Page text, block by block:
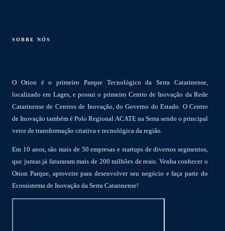
SOBRE NÓS
O Orion é o primeiro Parque Tecnológico da Serra Catarinense,
localizado em Lages, e possui o primeiro Centro de Inovação da Rede
Catarinense de Centros de Inovação, do Governo do Estado. O Centro
de Inovação também é Polo Regional ACATE na Serra sendo o principal
vetor de transformação criativa e tecnológica da região.
Em 10 anos, são mais de 50 empresas e startups de diversos segmentos,
que juntas já faturaram mais de 200 milhões de reais. Venha conhecer o
Orion Parque, aproveite para desenvolver seu negócio e faça parte do
Ecossistema de Inovação da Serra Catarinense!